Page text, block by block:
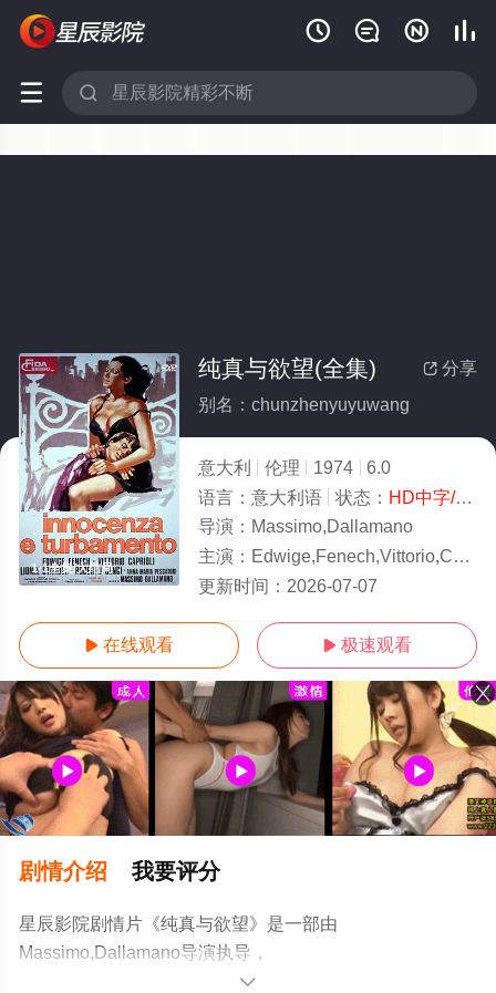
   
 
1-1全集/大结局
 分享
纯真与欲望(全集)
别名：chunzhenyuyuwang
意大利 伦理 1974
6.0
语言： 意大利语 状态： HD中字/高清
导演： Massimo,Dallamano
主演： Edwige,Fenech,Vittorio,Caprioli,Roberto,Cenci,Lionel,Stander,
更新时间： 2026-07-07
 在线观看  极速观看
剧情介绍 我要评分
星辰影院剧情片《纯真与欲望》是一部由
Massimo,Dallamano导演执导，
